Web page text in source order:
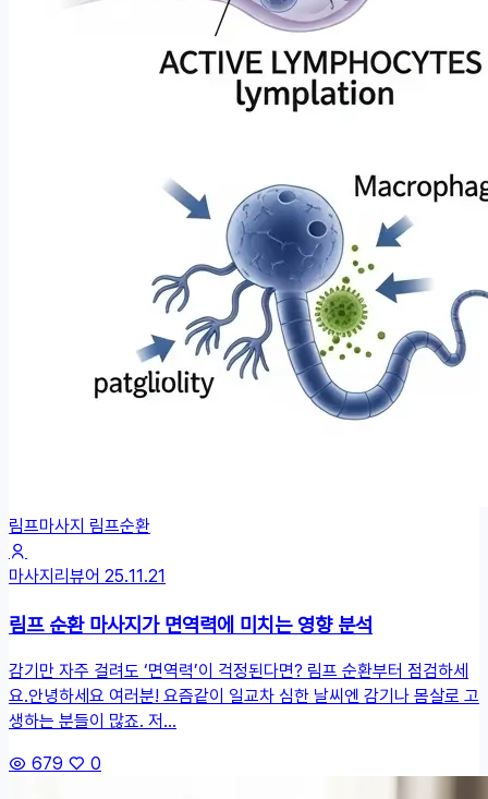
림프마사지 림프순환
마사지리뷰어 25.11.21
림프 순환 마사지가 면역력에 미치는 영향 분석
감기만 자주 걸려도 ‘면역력’이 걱정된다면? 림프 순환부터 점검하세
요.안녕하세요 여러분! 요즘같이 일교차 심한 날씨엔 감기나 몸살로 고
생하는 분들이 많죠. 저...
679
0